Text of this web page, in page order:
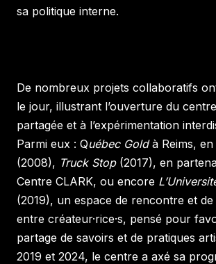
sa politique interne.
De nombreux projets collaboratifs
le jour, illustrant l’ouverture du
partagée et à l’expérimentation
Parmi eux : Québec Goldà Reims,
(2008), Truck Stop(2017), en
Centre CLARK, ou encore
(2019), un espace de rencontre et
entre créateur·rice·s, pensé pour
partage de savoirs et de pratiques
2019 et 2024, le centre a axé sa